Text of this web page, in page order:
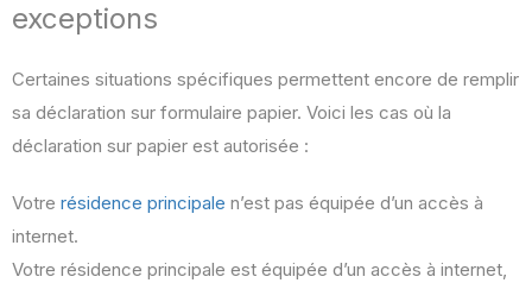
exceptions
Certaines situations spécifiques permettent encore de remplir
sa déclaration sur formulaire papier. Voici les cas où la
déclaration sur papier est autorisée :
Votre résidence principale n’est pas équipée d’un accès à
internet.
Votre résidence principale est équipée d’un accès à internet,